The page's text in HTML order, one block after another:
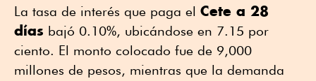
La tasa de interés que paga el Cete a 28
días bajó 0.10%, ubicándose en 7.15 por
ciento. El monto colocado fue de 9,000
millones de pesos, mientras que la demanda